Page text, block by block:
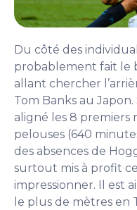
Du côté des
probablement fait le
allant chercher
Tom Banks au
aligné les 8 premiers
pelouses (640
des absences de
surtout mis à profit
impressionner. Il est
le plus de mètres en